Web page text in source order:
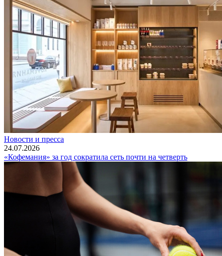
Новости и пресса
24.07.2026
«Кофемания» за год сократила сеть почти на четверть